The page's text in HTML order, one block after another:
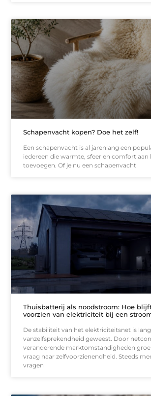
Schapenvacht kopen? Doe het zelf!
Een schapenvacht is al jarenlang een
iedereen die warmte, sfeer en comfort
toevoegen. Of je nu een schapenvacht
Thuisbatterij als noodstroom: Hoe
voorzien van elektriciteit bij een
De stabiliteit van het elektriciteitsnet is
vanzelfsprekendheid geweest. Door
veranderende marktomstandigheden
vraag naar zelfvoorzienendheid. Steeds
vragen